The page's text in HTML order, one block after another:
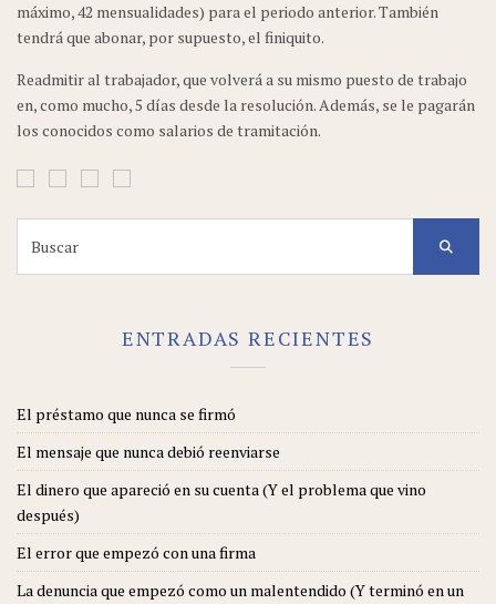
máximo, 42 mensualidades) para el periodo anterior. También
tendrá que abonar, por supuesto, el finiquito.
Readmitir al trabajador, que volverá a su mismo puesto de trabajo
en, como mucho, 5 días desde la resolución. Además, se le pagarán
los conocidos como salarios de tramitación.
for:
ENTRADAS RECIENTES
El préstamo que nunca se firmó
El mensaje que nunca debió reenviarse
El dinero que apareció en su cuenta (Y el problema que vino
después)
El error que empezó con una firma
La denuncia que empezó como un malentendido (Y terminó en un